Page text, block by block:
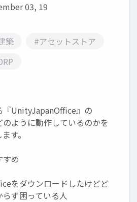
03, 19
築
#アセットストア
『UnityJapanOffice』の
ように動作しているのかを
す。
め
をダウンロードしたけどど
ず困っている人